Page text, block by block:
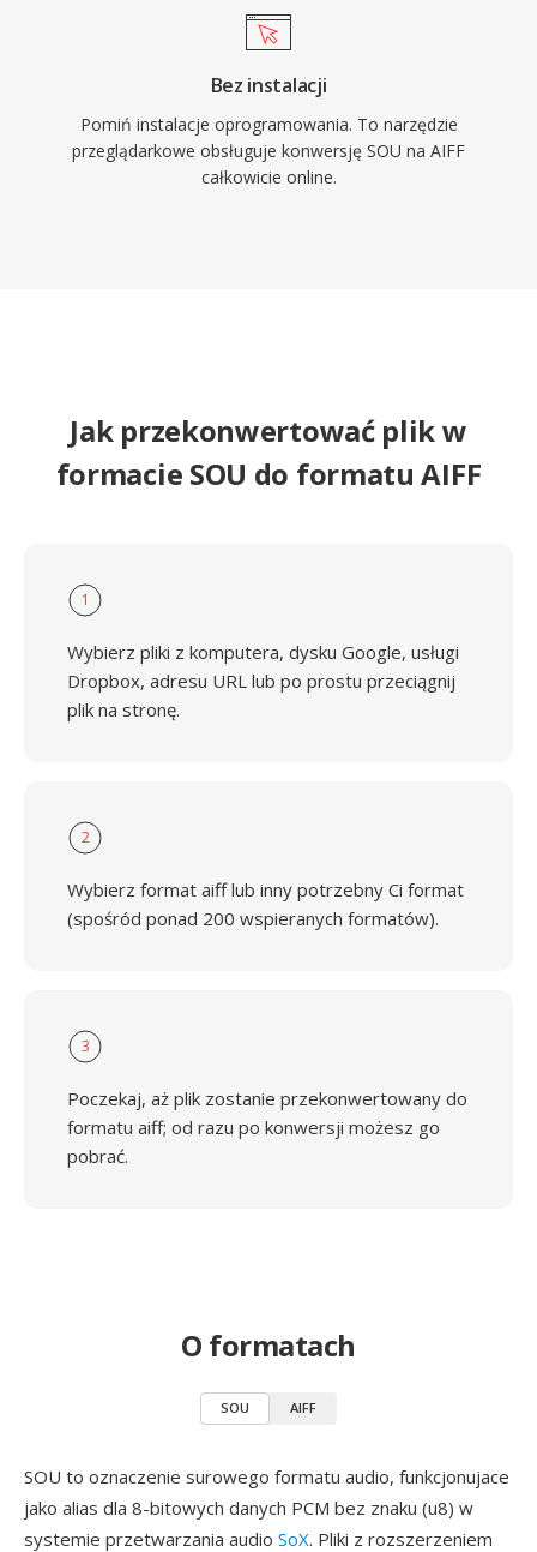
Bez instalacji
Pomiń instalacje oprogramowania. To narzędzie
przeglądarkowe obsługuje konwersję SOU na AIFF
całkowicie online.
Jak przekonwertować plik w
formacie SOU do formatu AIFF
1
Wybierz pliki z komputera, dysku Google, usługi
Dropbox, adresu URL lub po prostu przeciągnij
plik na stronę.
2
Wybierz format aiff lub inny potrzebny Ci format
(spośród ponad 200 wspieranych formatów).
3
Poczekaj, aż plik zostanie przekonwertowany do
formatu aiff; od razu po konwersji możesz go
pobrać.
O formatach
SOU AIFF
SOU to oznaczenie surowego formatu audio, funkcjonujace
jako alias dla 8-bitowych danych PCM bez znaku (u8) w
systemie przetwarzania audio SoX. Pliki z rozszerzeniem